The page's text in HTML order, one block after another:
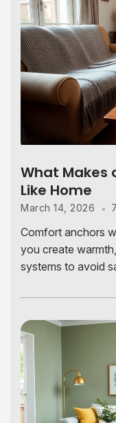
What Makes
Like Home
March 14, 2026
Comfort anchors
you create
systems to avoid